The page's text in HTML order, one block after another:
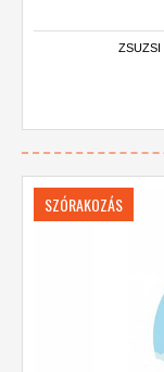
ZSUZSI
SZÓRAKOZÁS